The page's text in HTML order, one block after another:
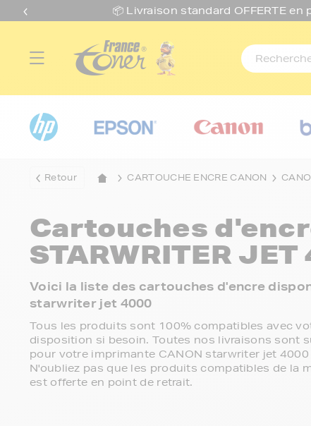
📦 Livraison standard OFFERTE en
Retour CARTOUCHE ENCRE CANON
Cartouches
STARWRITER JET
Voici la liste des cartouches d'encre
starwriter jet 4000
Tous les produits sont 100% compatibles avec
disposition si besoin. Toutes nos livraisons sont
pour votre imprimante CANON starwriter jet 4000
N'oubliez pas que les produits compatibles de la
est offerte en point de retrait.